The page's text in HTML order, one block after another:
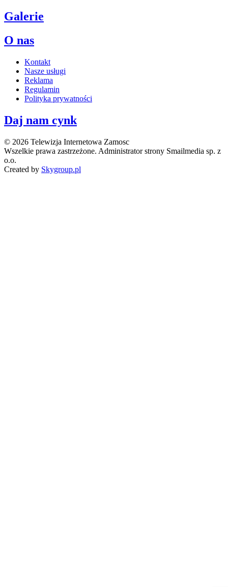
Galerie
O nas
Kontakt
Nasze usługi
Reklama
Regulamin
Polityka prywatności
Daj nam cynk
© 2026 Telewizja Internetowa Zamosc
Wszelkie prawa zastrzeżone. Administrator strony Smailmedia sp. z
o.o.
Created by Skygroup.pl